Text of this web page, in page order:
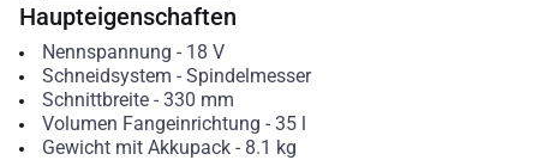
Haupteigenschaften
Nennspannung - 18 V
Schneidsystem - Spindelmesser
Schnittbreite- 330 mm
Volumen Fangeinrichtung - 35 l
Gewicht mit Akkupack- 8.1 kg